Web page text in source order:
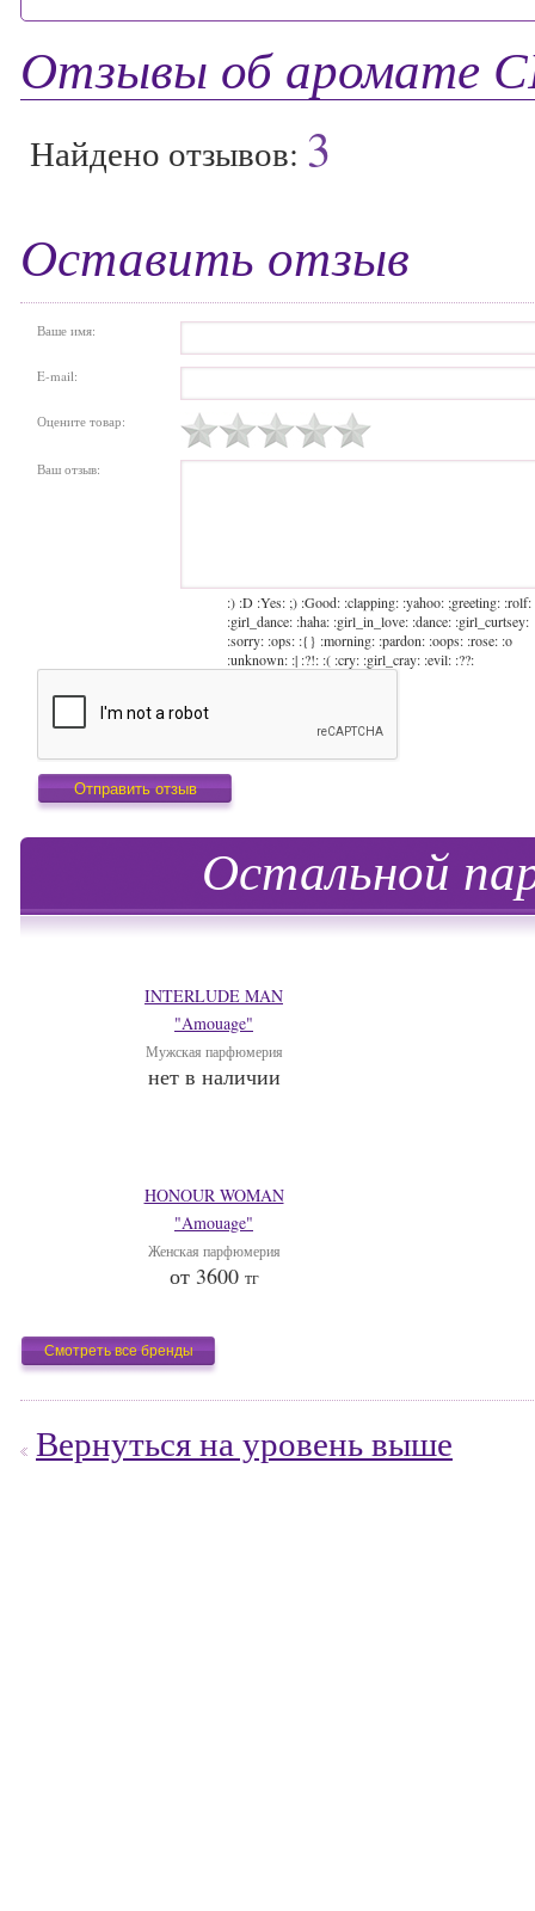
Отзывы об аромате
Найдено отзывов: 3
Оставить отзыв
Ваше имя:
E-mail:
Оцените товар:
Ваш отзыв:
:) :D :Yes: ;) :Good: :clapping: :yahoo: ;greeting: :rolf:
:girl_dance: :haha: :girl_in_love: :dance: :girl_curtsey:
:sorry: :ops: :{} :morning: :pardon: :oops: :rose: :o
:unknown: :| :?!: :( :cry: :girl_cray: :evil: :??:
Остальной
INTERLUDE MAN
"Amouage"
Мужская парфюмерия
нет в наличии
HONOUR WOMAN
"Amouage"
Женская парфюмерия
от 3600 тг
Смотреть все бренды
Вернуться на уровень выше